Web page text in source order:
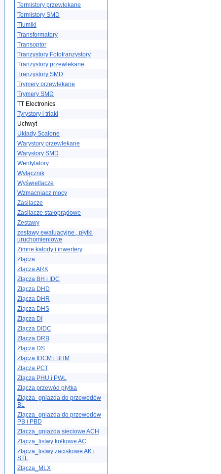
Termistory przewlekane
Termistory SMD
Tłumiki
Transformatory
Transoptor
Tranzystory Fototranzystory
Tranzystory przewlekane
Tranzystory SMD
Trymery przewlekane
Trymery SMD
TT Electronics
Tyrystory i triaki
Uchwyt
Układy Scalone
Warystory przewlekane
Warystory SMD
Wentylatory
Wyłącznik
Wyświetlacze
Wzmacniacz mocy
Zasilacze
Zasilacze stałoprądowe
Zestawy
zestawy ewaluacyjne , płytki
uruchomieniowe
Zimne katody i inwertery
Złącza
Złącza ARK
Złącza BH i IDC
Złącza DHD
Złącza DHR
Złącza DHS
Złącza DI
Złącza DIDC
Złącza DRB
Złącza DS
Złącza IDCM i BHM
Złącza PCT
Złącza PHU i PWL
Złącza przewód płytka
Złącza_gniazda do przewodów
BL
Złącza_gniazda do przewodów
PB i PBD
Złącza_gniazda sieciowe ACH
Złącza_listwy kołkowe AC
Złącza_listwy zaciskowe AK i
STL
Złącza_MLX